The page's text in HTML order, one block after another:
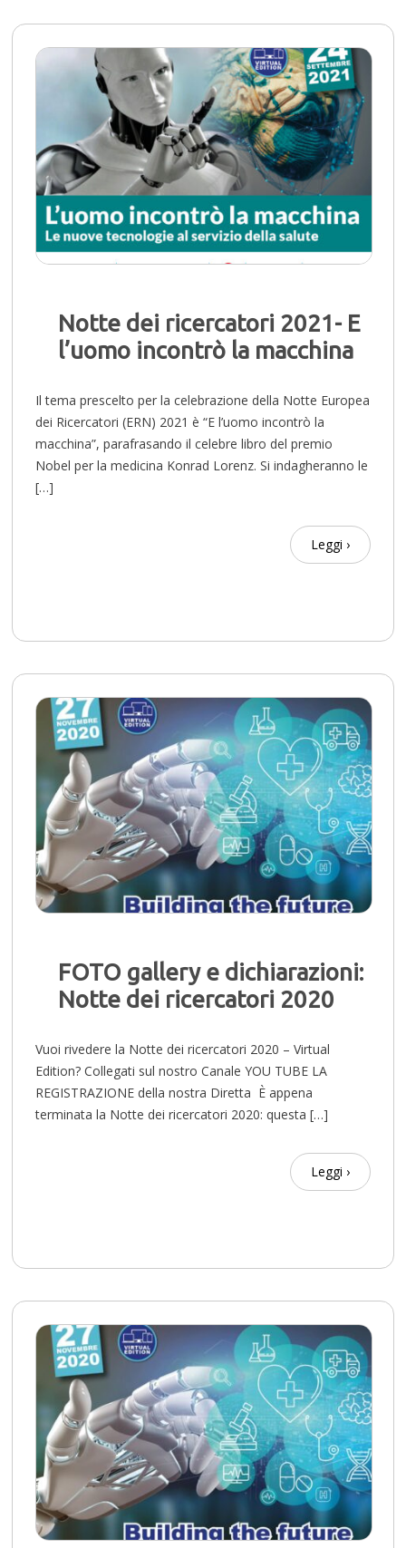
Notte dei ricercatori 2021- E
l’uomo incontrò la macchina
Il tema prescelto per la celebrazione della Notte Europea
dei Ricercatori (ERN) 2021 è “E l’uomo incontrò la
macchina”, parafrasando il celebre libro del premio
Nobel per la medicina Konrad Lorenz. Si indagheranno le
[…]
Leggi ›
FOTO gallery e dichiarazioni:
Notte dei ricercatori 2020
Vuoi rivedere la Notte dei ricercatori 2020 – Virtual
Edition? Collegati sul nostro Canale YOU TUBE LA
REGISTRAZIONE della nostra Diretta È appena
terminata la Notte dei ricercatori 2020: questa […]
Leggi ›